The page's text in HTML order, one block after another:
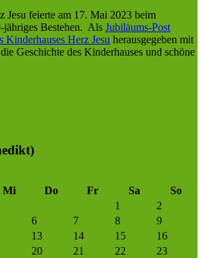
Jesu feierte am 17. Mai 2023 beim
jähriges Bestehen. Als Jubiläums-Post
Kinderhauses Herz Jesu herausgegeben mit
Geschichte des Kinderhauses und schöne
Mi Do Fr Sa
So
1
2
6 7 8
9
13 14 15
16
20 21 22
23